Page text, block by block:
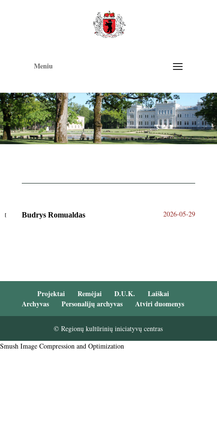
Meniu
Budrys Romualdas 2026-05-29
Projektai Remėjai D.U.K.
Laiškai
Archyvas
Personalijų archyvas Atviri duomenys
© Regionų kultūrinių iniciatyvų centras
Smush Image Compression and Optimization